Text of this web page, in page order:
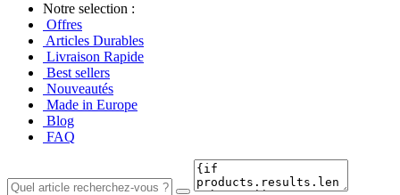
Notre selection :
Offres
Articles Durables
Livraison Rapide
Best sellers
Nouveautés
Made in Europe
Blog
FAQ